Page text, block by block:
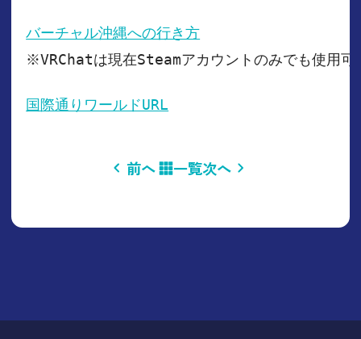
バーチャル沖縄への行き方
※VRChatは現在Steamアカウントのみでも使用
国際通りワールドURL
前へ 一覧次へ